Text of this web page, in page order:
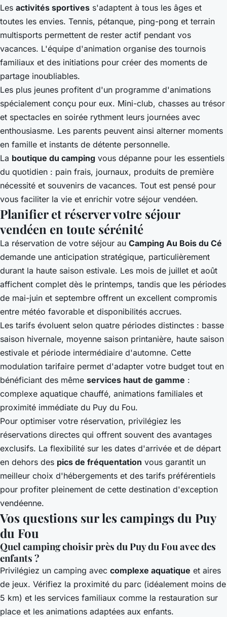
Les activités sportives s'adaptent à tous les âges et
toutes les envies. Tennis, pétanque, ping-pong et terrain
multisports permettent de rester actif pendant vos
vacances. L'équipe d'animation organise des tournois
familiaux et des initiations pour créer des moments de
partage inoubliables.
Les plus jeunes profitent d'un programme d'animations
spécialement conçu pour eux. Mini-club, chasses au trésor
et spectacles en soirée rythment leurs journées avec
enthousiasme. Les parents peuvent ainsi alterner moments
en famille et instants de détente personnelle.
La boutique du camping vous dépanne pour les essentiels
du quotidien : pain frais, journaux, produits de première
nécessité et souvenirs de vacances. Tout est pensé pour
vous faciliter la vie et enrichir votre séjour vendéen.
Planifier et réserver votre séjour
vendéen en toute sérénité
La réservation de votre séjour au Camping Au Bois du Cé
demande une anticipation stratégique, particulièrement
durant la haute saison estivale. Les mois de juillet et août
affichent complet dès le printemps, tandis que les périodes
de mai-juin et septembre offrent un excellent compromis
entre météo favorable et disponibilités accrues.
Les tarifs évoluent selon quatre périodes distinctes : basse
saison hivernale, moyenne saison printanière, haute saison
estivale et période intermédiaire d'automne. Cette
modulation tarifaire permet d'adapter votre budget tout en
bénéficiant des même services haut de gamme :
complexe aquatique chauffé, animations familiales et
proximité immédiate du Puy du Fou.
Pour optimiser votre réservation, privilégiez les
réservations directes qui offrent souvent des avantages
exclusifs. La flexibilité sur les dates d'arrivée et de départ
en dehors des pics de fréquentation vous garantit un
meilleur choix d'hébergements et des tarifs préférentiels
pour profiter pleinement de cette destination d'exception
vendéenne.
Vos questions sur les campings du Puy
du Fou
Quel camping choisir près du Puy du Fou avec des
enfants ?
Privilégiez un camping avec complexe aquatique et aires
de jeux. Vérifiez la proximité du parc (idéalement moins de
5 km) et les services familiaux comme la restauration sur
place et les animations adaptées aux enfants.